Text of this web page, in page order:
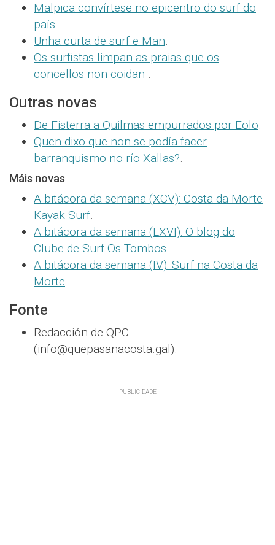
Malpica convírtese no epicentro do surf do
país.
Unha curta de surf e Man.
Os surfistas limpan as praias que os
concellos non coidan .
Outras novas
De Fisterra a Quilmas empurrados por Eolo.
Quen dixo que non se podía facer
barranquismo no río Xallas?.
Máis novas
A bitácora da semana (XCV): Costa da Morte
Kayak Surf.
A bitácora da semana (LXVI): O blog do
Clube de Surf Os Tombos.
A bitácora da semana (IV): Surf na Costa da
Morte.
Fonte
Redacción de QPC
(info@quepasanacosta.gal).